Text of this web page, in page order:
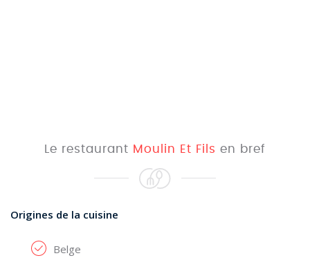
Le restaurant Moulin Et Fils en bref
Origines de la cuisine
Belge